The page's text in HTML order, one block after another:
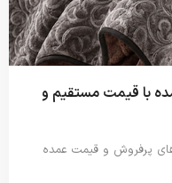
با قیمت مستقیم و
پرفروش و قیمت عمده